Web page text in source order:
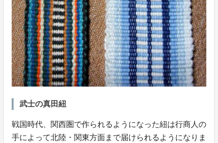
武士の真田紐
戦国時代、関西圏で作られるようになった紐は行商人の
手によって北陸・関東方面まで届けられるようになりま